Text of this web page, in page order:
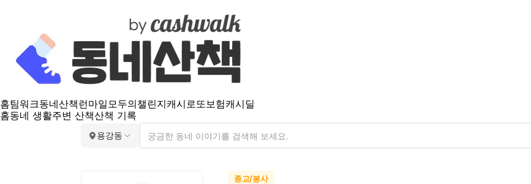
홈팀워크동네산책 런마일모두의챌린지캐시로또보험캐시딜
홈동네 생활주변 산책산책 기록
용강동
종교/봉사